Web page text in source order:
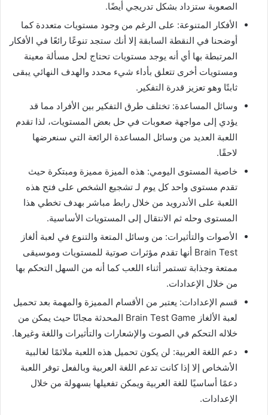
الصعوبة ستزداد بشكل تدريجي أيضًا.
الأفكار المتنوعة: على الرغم من وجود مستويات متعددة كما
أوضحنا في النقطة السابقة إلا أنك ستجد تنوعًا رائعًا في الأفكار
المرتبطة بها أي أنه يوجد مستويات تحتاج لحل مسألة معينة
ومستويات أخرى تتعلق بأداء شيء محدد والهدف النهائي يبقى
ثابتًا وهو تعزيز قدرة التفكير.
وسائل المساعدة: تختلف طرق التفكير بين الأفراد مما قد
يؤدي إلى مواجهة صعوبات في حل بعض المستويات، لذا تقدم
اللعبة العديد من وسائل المساعدة الرائعة التي سنعرضها
لاحقًا.
خاصية المستوى اليومي: هذه الميزة مميزة ومبتكرة حيث
تقدم مستوى واحد كل يوم لـ تشجيع الشخص على فتح هذه
اللعبة على الأندرويد من خلال رابط مباشر بهدف تخطي هذا
المستوى وحله ثم الانتقال إلى المستويات الأساسية.
الأصوات والتأثيرات: من وسائل المتعة والتنوع في لعبة ألغاز
Brain Test أنها تقدم مؤثرات صوتية للمستويات وموسيقى
ممتعة وجذابة تستمر أثناء اللعب كما أنه من السهل التحكم بها
من خلال الإعدادات.
قسم الإعدادات: يعتبر من الأقسام المميزة والمهمة بعد تحميل
لعبة الألغاز Brain Test Game المحدثة مجانًا حيث يمكن من
خلاله التحكم في الصوت والإشعارات والتأثيرات واللغة وغيرها.
دعم اللغة العربية: لن يكون تحميل هذه اللعبة ملائمًا لغالبية
الأشخاص إلا إذا كانت تدعم اللغة العربية وبالفعل توفر اللعبة
دعمًا أساسيًا للغة العربية ويمكن تفعيلها بسهولة من خلال
الإعدادات.